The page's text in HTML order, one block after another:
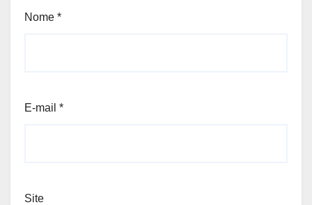
Nome *
E-mail *
Site